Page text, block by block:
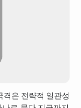
은 전략적 일관성